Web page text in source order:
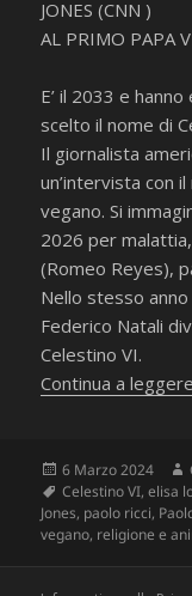
JONES (CNN )
AL PRIMO PAPA
E’ il 2033 e
scelto il nome di
Il giornalista
un’intervista con
vegano. Si
2026 per
(Romeo Reyes),
Nello stesso
Federico Natali
Celestino VI.
Continua a leggere
Scritto
il
6 Marzo 2024
Tag
Celestino VI,elisa
Jones, paolo ricci,
vegano, religione e